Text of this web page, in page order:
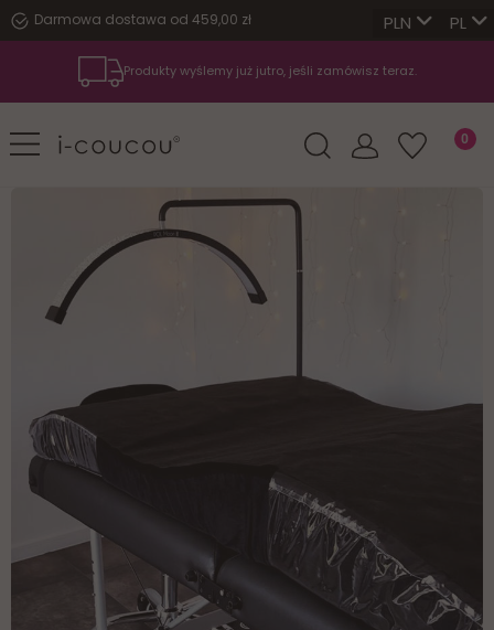
Darmowa dostawa od 459,00 zł
Produkty wyślemy już jutro, jeśli zamówisz teraz.
PL